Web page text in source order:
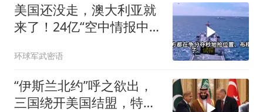
美国还没走，澳大利亚就
来了！24亿“空中情报中
环球军武密语
“伊斯兰北约”呼之欲出，
三国绕开美国结盟，特朗